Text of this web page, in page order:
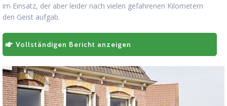
im Einsatz, der aber leider nach vielen gefahrenen Kilometern
den Geist aufgab.
Vollständigen Bericht anzeigen